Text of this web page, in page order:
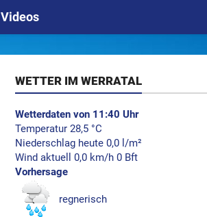
Videos
WETTER IM WERRATAL
Wetterdaten von 11:40 Uhr
Temperatur 28,5 °C
Niederschlag heute 0,0 l/m²
Wind aktuell 0,0 km/h 0 Bft
Vorhersage
regnerisch